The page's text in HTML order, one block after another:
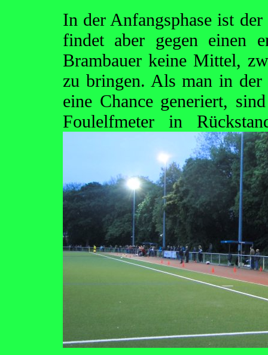
In der Anfangsphase ist
findet aber gegen einen
Brambauer keine Mittel,
zu bringen. Als man in
eine Chance generiert,
Foulelfmeter in